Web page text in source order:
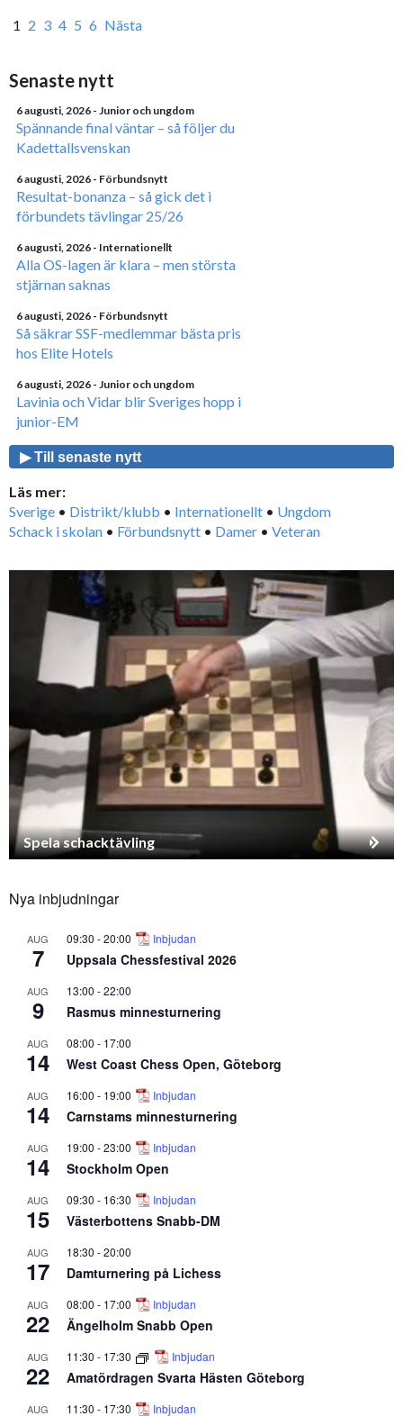
1 2 3 4 5 6 Nästa
Senaste nytt
6 augusti, 2026 - Junior och ungdom
Spännande final väntar – så följer du
Kadettallsvenskan
6 augusti, 2026 - Förbundsnytt
Resultat-bonanza – så gick det i
förbundets tävlingar 25/26
6 augusti, 2026 - Internationellt
Alla OS-lagen är klara – men största
stjärnan saknas
6 augusti, 2026 - Förbundsnytt
Så säkrar SSF-medlemmar bästa pris
hos Elite Hotels
6 augusti, 2026 - Junior och ungdom
Lavinia och Vidar blir Sveriges hopp i
junior-EM
▶ Till senaste nytt
Läs mer:
Sverige • Distrikt/klubb • Internationellt • Ungdom
Schack i skolan • Förbundsnytt • Damer • Veteran
Spela schacktävling
Nya inbjudningar
AUG
7
09:30 -20:00 Inbjudan
Uppsala Chessfestival 2026
AUG
9
13:00 -22:00
Rasmus minnesturnering
AUG
14
08:00 - 17:00
West Coast Chess Open, Göteborg
AUG
14
16:00 - 19:00 Inbjudan
Carnstams minnesturnering
AUG
14
19:00 -23:00 Inbjudan
Stockholm Open
AUG
15
09:30 - 16:30 Inbjudan
Västerbottens Snabb-DM
AUG
17
18:30 -20:00
Damturnering på Lichess
AUG
22
08:00 - 17:00 Inbjudan
Ängelholm Snabb Open
AUG
22
11:30 - 17:30 Inbjudan
Amatördragen Svarta Hästen Göteborg
AUG 11:30 - 17:30 Inbjudan